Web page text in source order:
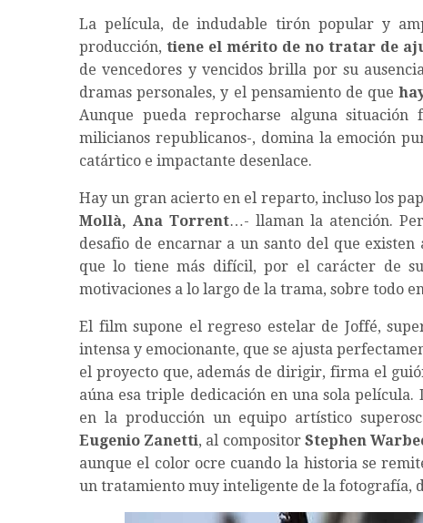
La película, de indudable tirón popular y
producción, tiene el mérito de no tratar de
de vencedores y vencidos brilla por su
dramas personales, y el pensamiento de que
Aunque pueda reprocharse alguna situación
milicianos republicanos-, domina la emoción
catártico e impactante desenlace.
Hay un gran acierto en el reparto, incluso los
Mollà, Ana Torrent…- llaman la atención.
desafio de encarnar a un santo del que
que lo tiene más difícil, por el carácter de
motivaciones a lo largo de la trama, sobre todo
El film supone el regreso estelar de Joffé,
intensa y emocionante, que se ajusta
el proyecto que, además de dirigir, firma el
aúna esa triple dedicación en una sola película.
en la producción un equipo artístico
Eugenio Zanetti, al compositor Stephen
aunque el color ocre cuando la historia se
un tratamiento muy inteligente de la fotografía,